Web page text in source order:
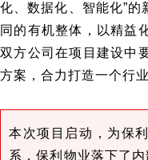
化、数据化、智能化”
同的有机整体，以精益
双方公司在项目建设中
方案，合力打造一个行
本次项目启动，为保
系，保利物业落下了